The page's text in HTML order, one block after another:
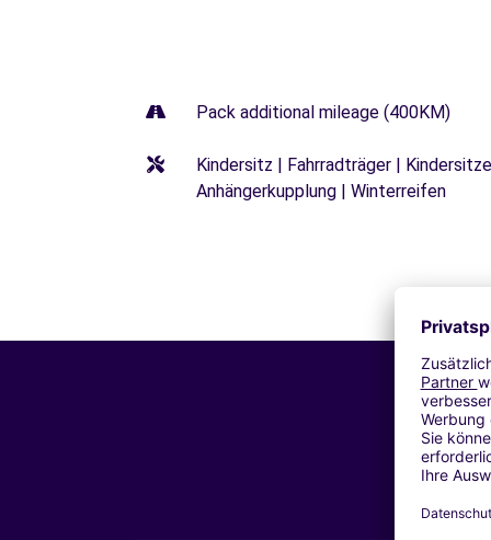
Pack additional mileage (400KM)
Kindersitz | Fahrradträger |
Anhängerkupplung | Winterreifen